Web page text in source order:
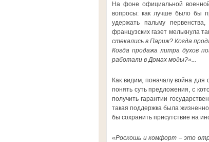
На фоне официальной
вопросы: как лучше было бы
удержать пальму
французских газет мелькнула
стекались в Париж? Когда
Когда продажа литра духов
работали в Домах моды?»...
Как видим, поначалу война
понять суть предложения, с
получить гарантии
такая поддержка была
бы сохранить присутствие на
«Роскошь и комфорт – это